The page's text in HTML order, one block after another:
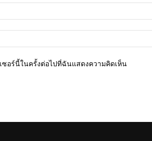
ซอร์นี้ในครั้งต่อไปที่ฉันแสดงความคิดเห็น